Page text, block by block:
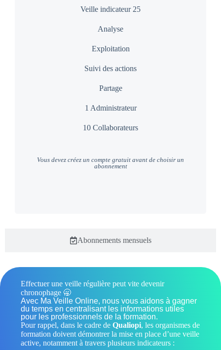
Abonnements mensuels
Veille indicateur 25
Analyse
Exploitation
Suivi des actions
Partage
1 Administrateur
10 Collaborateurs
Vous devez créez un compte gratuit avant de choisir un
abonnement
Effectuer une veille régulière peut vite devenir
chronophage 🥱
Avec Ma Veille Online, nous vous aidons à gagner
du temps en centralisant les informations utiles
pour les professionnels de la formation.
Pour rappel, dans le cadre de Qualiopi, les organismes de
formation doivent démontrer la mise en place d’une veille
active, notamment à travers plusieurs indicateurs :